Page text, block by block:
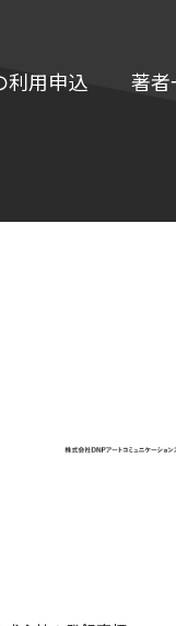
利用申込 著者